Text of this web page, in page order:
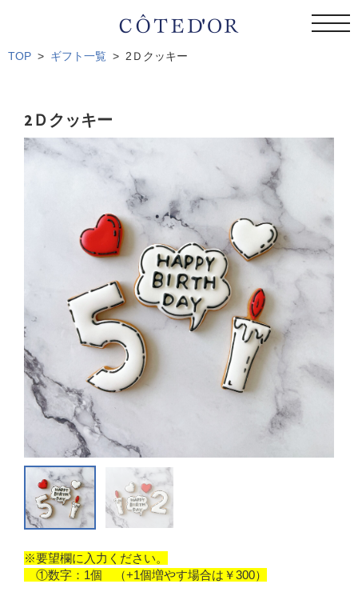
TOP ギフト一覧 2Ｄクッキー
2Ｄクッキー
※要望欄に入力ください。
①数字：1個 （+1個増やす場合は￥300）